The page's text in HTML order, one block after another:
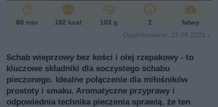
80 min 182 kcal 103 g 2
łatwy
Opublikowano: 23.08.2021 r.
Schab wieprzowy bez kości i olej rzepakowy - to
kluczowe składniki dla soczystego schabu
pieczonego. Idealne połączenie dla miłośników
prostoty i smaku. Aromatyczne przyprawy i
odpowiednia technika pieczenia sprawią, że ten